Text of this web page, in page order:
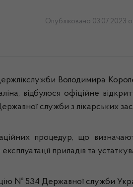
Опубліковано 03.07.2023 о
Володимира
відбулося офіційне
служби з лікарських
процедур, що
приладів та
№ 534 Державної служби